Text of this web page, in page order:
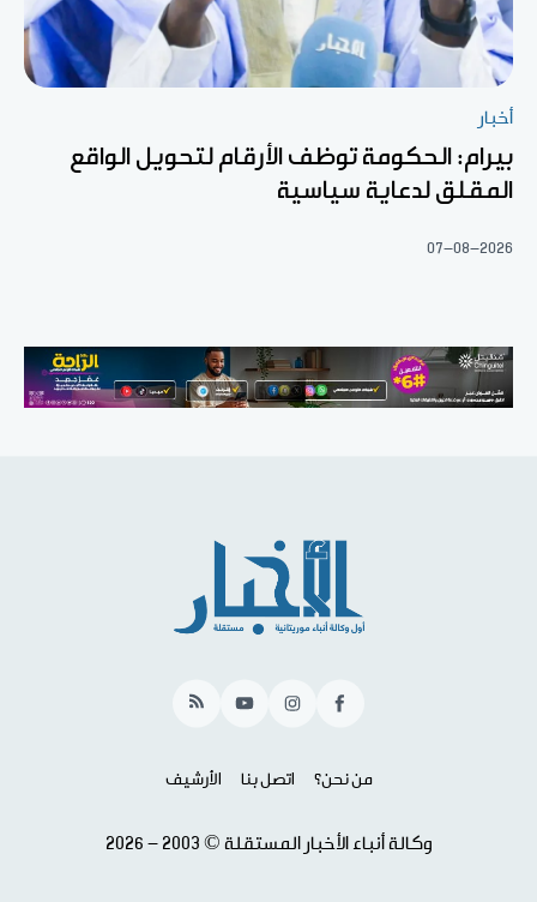
أخبار
بيرام: الحكومة توظف الأرقام لتحويل الواقع
المقلق لدعاية سياسية
07-08-2026
Facebook
Instagram
YouTube
RSS
من نحن؟ اتصل بنا الأرشيف
وكالة أنباء الأخبار المستقلة © 2003 - 2026